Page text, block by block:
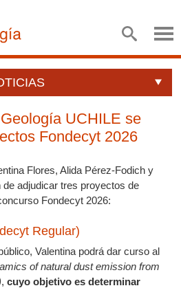
UCHILE se
Fondecyt 2026
Flores, Alida Pérez-Fodich y
adjudicar tres proyectos de
Fondecyt 2026:
Regular)
Valentina podrá dar curso al
of natural dust emission from
,cuyo objetivo es determinar